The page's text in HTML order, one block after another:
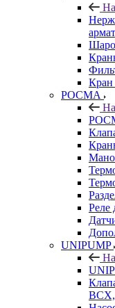
Кран
РОСМА
Реле
UNIPUMP